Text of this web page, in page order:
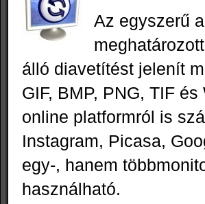
Az egyszerű
álló diavetítést jelenít
GIF, BMP, PNG, TIF
online platformról is
Instagram, Picasa,
egy-, hanem
használható.